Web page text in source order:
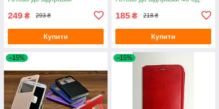
249 ₴ 293 ₴
Купити
185 ₴ 218 ₴
Купити
–15% –15%